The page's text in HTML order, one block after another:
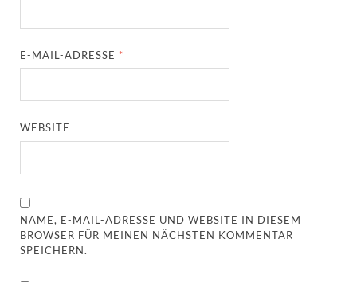
E-MAIL-ADRESSE *
WEBSITE
NAME, E-MAIL-ADRESSE UND WEBSITE IN DIESEM
BROWSER FÜR MEINEN NÄCHSTEN KOMMENTAR
SPEICHERN.